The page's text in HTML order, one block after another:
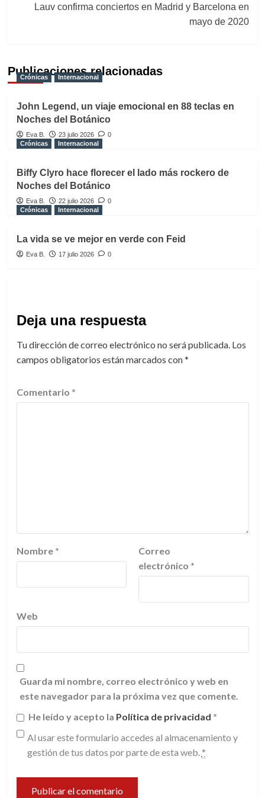
Lauv confirma conciertos en Madrid y Barcelona en
mayo de 2020
Publicaciones relacionadas
Crónicas Internacional
John Legend, un viaje emocional en 88 teclas en
Noches del Botánico
Eva B. 23 julio 2026
0
Crónicas
Internacional
Biffy Clyro hace florecer el lado más rockero de
Noches del Botánico
Eva B. 22 julio 2026
0
Crónicas
Internacional
La vida se ve mejor en verde con Feid
Eva B. 17 julio 2026 0
Deja una respuesta
Tu dirección de correo electrónico no será publicada. Los
campos obligatorios están marcados con*
Comentario *
Nombre *
Correo
electrónico *
Web
Guarda mi nombre, correo electrónico y web en
este navegador para la próxima vez que comente.
He leído y acepto la Política de privacidad *
Al usar este formulario accedes al almacenamiento y
gestión de tus datos por parte de esta web. *